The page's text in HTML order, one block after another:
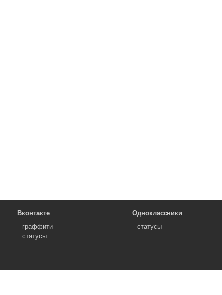
Вконтакте
граффити
статусы
Одноклассники
статусы